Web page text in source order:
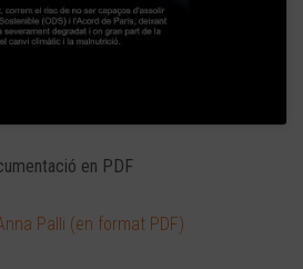
en PDF
Palli (en format PDF)